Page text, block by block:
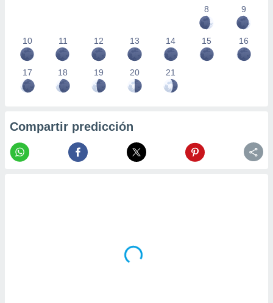
8
9
10 11 12 13 14 15 16
17 18 19 20 21
Compartir predicción